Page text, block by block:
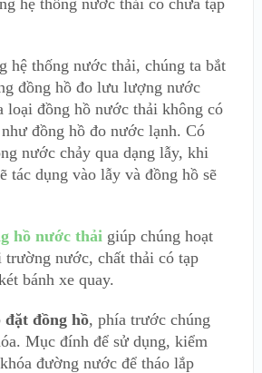
hệ thống nước thải có chứa tạp
hệ thống nước thải, chúng ta bắt
đồng hồ đo lưu lượng nước
loại đồng hồ nước thải không có
đồng hồ đo nước lạnh. Có
nước chảy qua dạng lẫy, khi
tác dụng vào lẫy và đồng hồ sẽ
hồ nước thảigiúp chúng hoạt
nước, chất thải có tạp
bánh xe quay.
đặt đồng hồ, phía trước chúng
Mục đính để sử dụng, kiểm
đường nước để tháo lắp